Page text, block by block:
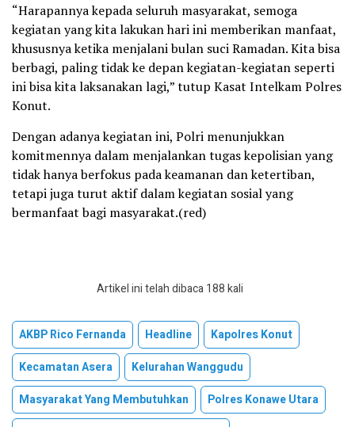
“Harapannya kepada seluruh masyarakat, semoga
kegiatan yang kita lakukan hari ini memberikan manfaat,
khususnya ketika menjalani bulan suci Ramadan. Kita bisa
berbagi, paling tidak ke depan kegiatan-kegiatan seperti
ini bisa kita laksanakan lagi,” tutup Kasat Intelkam Polres
Konut.
Dengan adanya kegiatan ini, Polri menunjukkan
komitmennya dalam menjalankan tugas kepolisian yang
tidak hanya berfokus pada keamanan dan ketertiban,
tetapi juga turut aktif dalam kegiatan sosial yang
bermanfaat bagi masyarakat.(red)
Artikel ini telah dibaca 188 kali
AKBP Rico Fernanda Headline
Kapolres Konut
Kecamatan Asera
Kelurahan Wanggudu
Masyarakat Yang Membutuhkan
Polres Konawe Utara